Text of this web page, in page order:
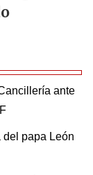
ante
papa León